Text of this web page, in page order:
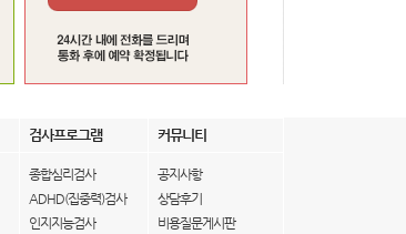
검사프로그램 커뮤니티
종합심리검사
ADHD(집중력)검사
인지지능검사
공지사항
상담후기
비용질문게시판